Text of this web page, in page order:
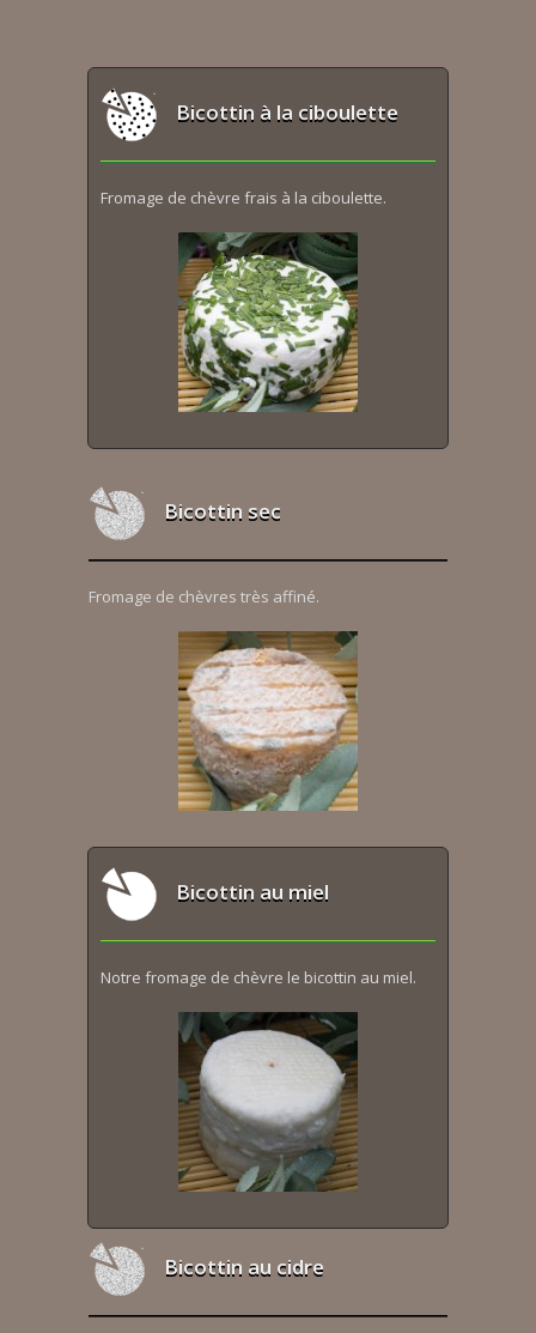
Bicottin à la ciboulette
Fromage de chèvre frais à la ciboulette.
Bicottin sec
Fromage de chèvres très affiné.
Bicottin au miel
Notre fromage de chèvre le bicottin au miel.
Bicottin au cidre